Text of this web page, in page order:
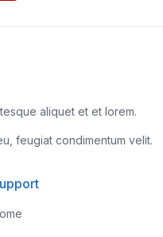
aliquet et et lorem.
feugiat condimentum velit.